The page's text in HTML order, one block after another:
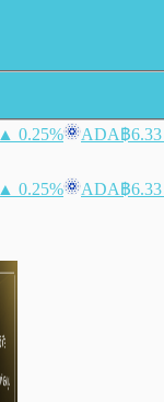
▲ 0.25% ADA฿6.33
▲ 0.25% ADA฿6.33